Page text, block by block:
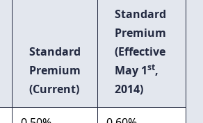
Standard
Premium
(Current)
Standard
Premium
(Effective
May 1st,
2014)